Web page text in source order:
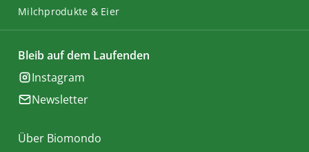
Milchprodukte & Eier
Bleib auf dem Laufenden
Instagram
Newsletter
Über Biomondo